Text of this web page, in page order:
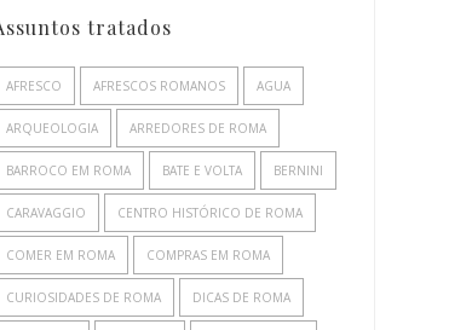
tratados
AFRESCO AFRESCOS ROMANOS AGUA
ARQUEOLOGIA ARREDORES DE ROMA
BARROCO EM ROMA BATE E VOLTA BERNINI
CARAVAGGIO CENTRO HISTÓRICO DE ROMA
COMER EM ROMA COMPRAS EM ROMA
CURIOSIDADES DE ROMA DICAS DE ROMA